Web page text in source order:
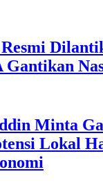
Gantikan
Minta
Lokal